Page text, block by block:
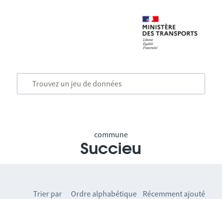
commune
Succieu
Trier par Ordre alphabétique Récemment ajouté